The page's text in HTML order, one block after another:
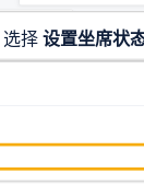
择设置坐席状